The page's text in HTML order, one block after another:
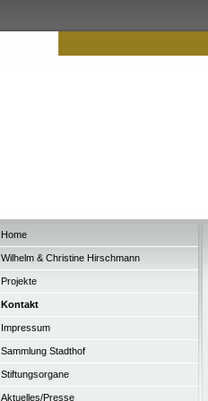
Home
Wilhelm & Christine Hirschmann
Projekte
Kontakt
Impressum
Sammlung Stadthof
Stiftungsorgane
Aktuelles/Presse